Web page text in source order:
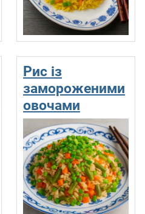
Рис із
замороженими
овочами